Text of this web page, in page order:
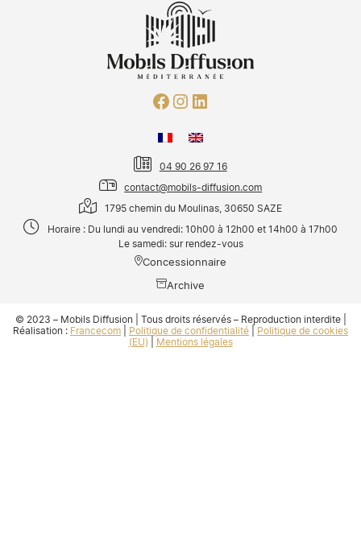
04 90 26 97 16
contact@mobils-diffusion.com
1795 chemin du Moulinas, 30650 SAZE
Horaire : Du lundi au vendredi: 10h00 à 12h00 et 14h00 à 17h00
Le samedi: sur rendez-vous
Concessionnaire
Archive
© 2023 – Mobils Diffusion | Tous droits réservés – Reproduction interdite |
Réalisation : Francecom Politique de confidentialité
Politique de cookies
(EU)
Mentions légales